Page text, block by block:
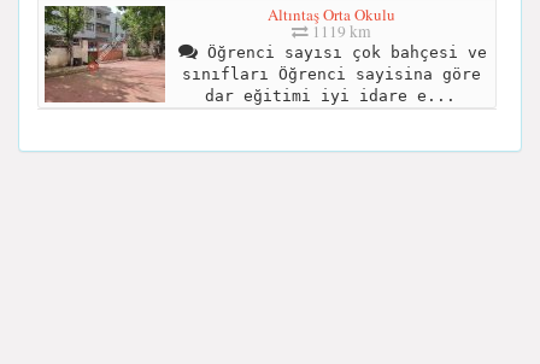
Altıntaş Orta Okulu
1119 km
Öğrenci sayısı çok bahçesi ve
sınıfları Öğrenci sayisina göre
dar eğitimi iyi idare e...